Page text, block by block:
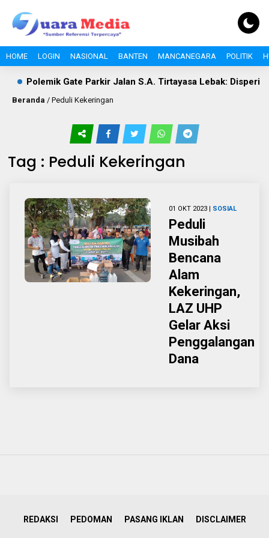
HOME LOGIN NASIONAL BANTEN MANCANEGARA POLITIK
Polemik Gate Parkir Jalan S.A. Tirtayasa Lebak:
Beranda / Peduli Kekeringan
Tag : Peduli Kekeringan
01 OKT 2023 | SOSIAL
Peduli
Musibah
Bencana
Alam
Kekeringan,
LAZ UHP
Gelar Aksi
Penggalangan
Dana
REDAKSI PEDOMAN PASANG IKLAN DISCLAIMER